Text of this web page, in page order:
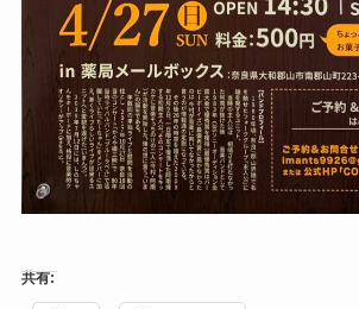
共有: